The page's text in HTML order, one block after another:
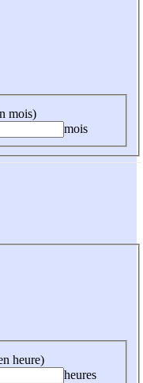
mois)
mois
heure)
heures